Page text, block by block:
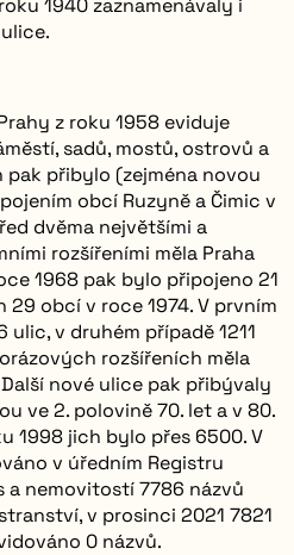
1940 zaznamenávaly i
z roku 1958 eviduje
sadů, mostů, ostrovů a
pak přibylo (zejména novou
obcí Ruzyně a Čimic v
dvěma největšími a
rozšířeními měla Praha
1968 pak bylo připojeno 21
obcí v roce 1974. V prvním
ulic, v druhém případě 1211
rozšířeních měla
nové ulice pak přibývaly
ve 2. polovině 70. let a v 80.
1998 jich bylo přes 6500. V
v úředním Registru
a nemovitostí7786 názvů
v prosinci 2021 7821
0 názvů.